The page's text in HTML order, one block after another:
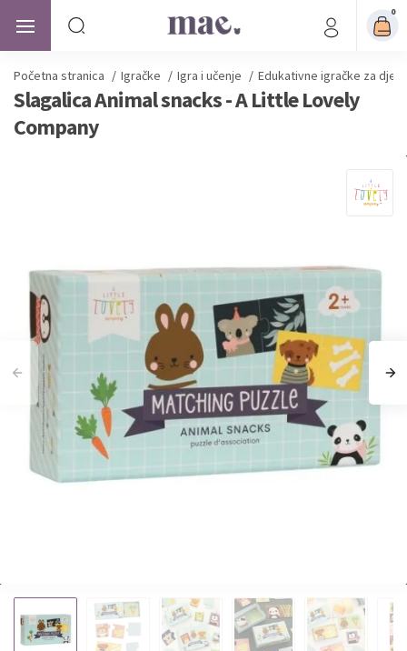
0
Početna stranica / Igračke / Igra i učenje / Edukativne igračke za
Slagalica Animal snacks - A Little Lovely
Company